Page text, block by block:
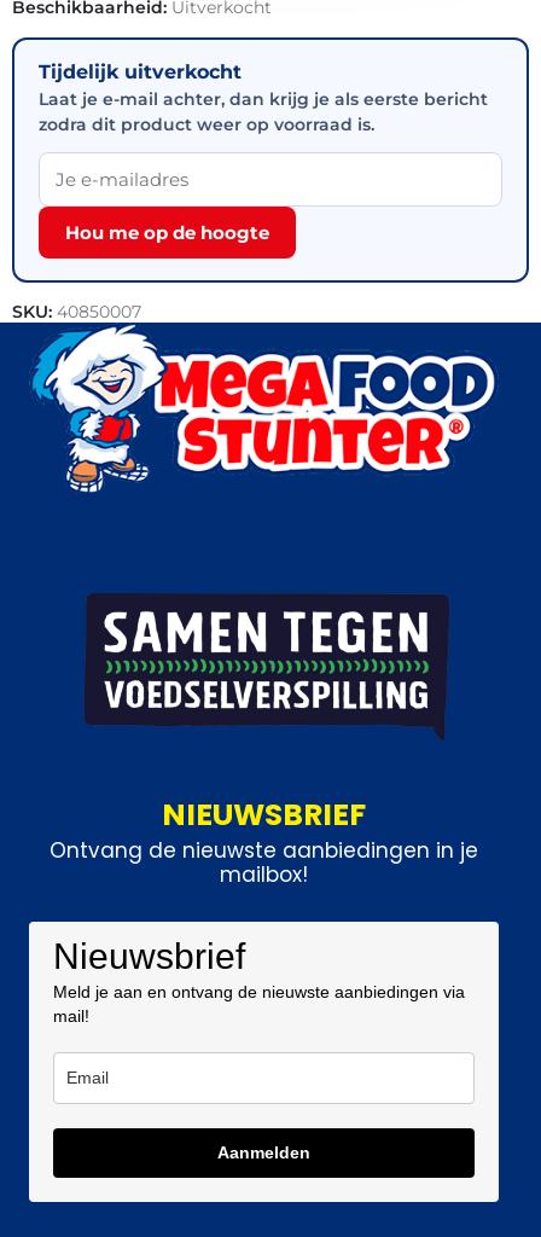
Beschikbaarheid: Uitverkocht
Tijdelijk uitverkocht
Laat je e-mail achter, dan krijg je als eerste bericht
zodra dit product weer op voorraad is.
Hou me op de hoogte
SKU: 40850007
Categorieën:Bakkerij
NIEUWSBRIEF
Ontvang de nieuwste aanbiedingen in je
mailbox!
Nieuwsbrief
Meld je aan en ontvang de nieuwste aanbiedingen via
mail!
Aanmelden